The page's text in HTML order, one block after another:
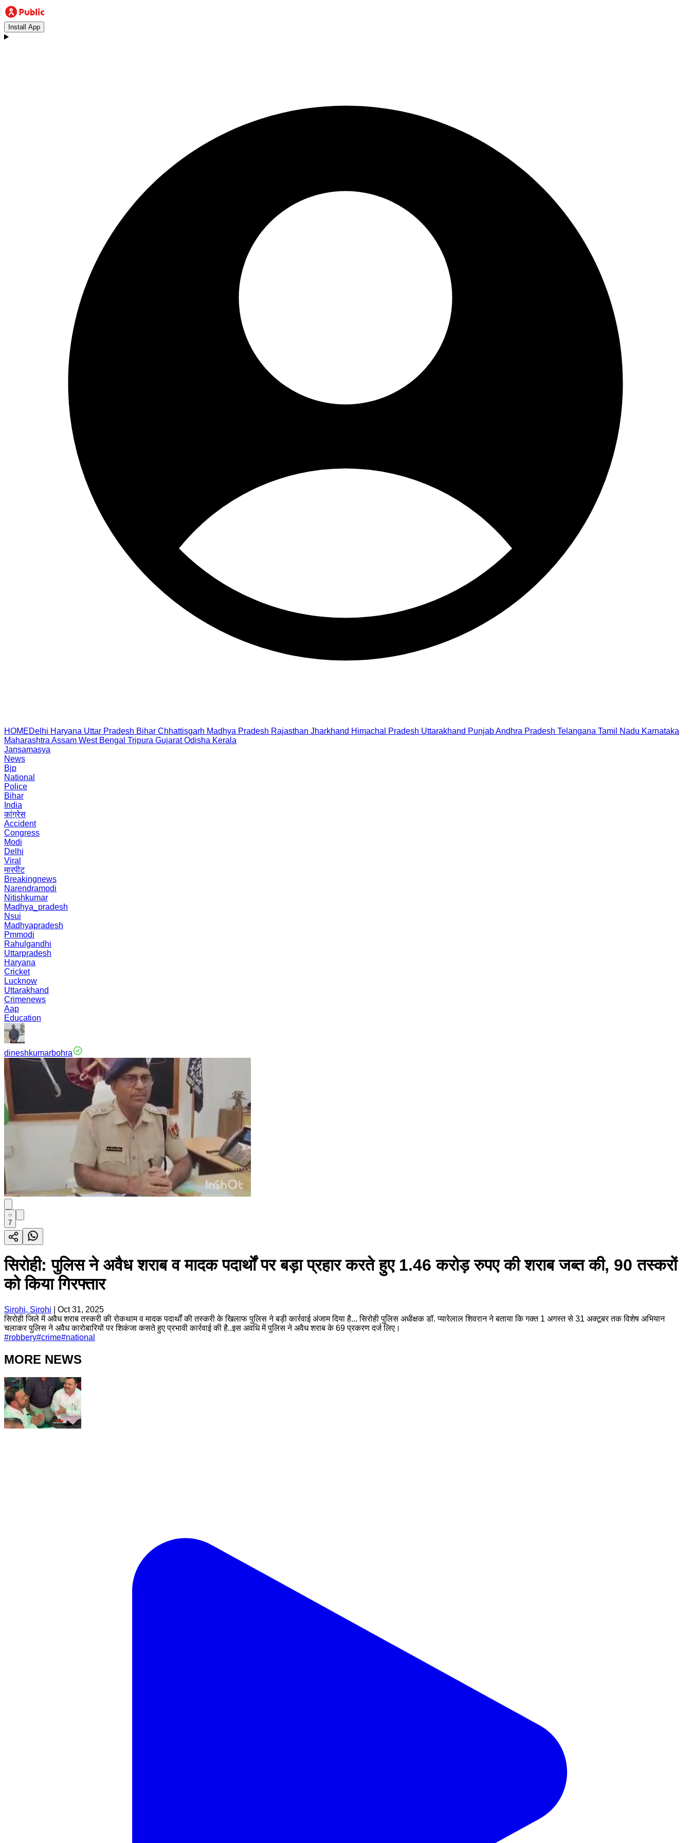
Install App
HOMEDelhi Haryana Uttar Pradesh Bihar Chhattisgarh Madhya Pradesh Rajasthan Jharkhand Himachal Pradesh Uttarakhand PunjabAndhra Pradesh Telangana Tamil Nadu Karnataka
Maharashtra Assam West Bengal Tripura Gujarat Odisha Kerala
Jansamasya
News
Bjp
National
Police
Bihar
India
कांग्रेस
Accident
Congress
Modi
Delhi
Viral
मारपीट
Breakingnews
Narendramodi
Nitishkumar
Madhya_pradesh
Nsui
Madhyapradesh
Pmmodi
Rahulgandhi
Uttarpradesh
Haryana
Cricket
Lucknow
Uttarakhand
Crimenews
Aap
Education
dineshkumarbohra
7
सिरोही: पुलिस ने अवैध शराब व मादक पदार्थों पर बड़ा प्रहार करते हुए 1.46 करोड़ रुपए की शराब जब्त की, 90 तस्करों
को किया गिरफ्तार
Sirohi, Sirohi
Oct 31, 2025
सिरोही जिले में अवैध शराब तस्करी की रोकथाम व मादक पदार्थों की तस्करी के खिलाफ पुलिस ने बड़ी कार्रवाई अंजाम दिया है... सिरोही पुलिस अधीक्षक डॉ. प्यारेलाल शिवरान ने बताया कि गक्त 1 अगस्त से 31 अक्टूबर तक विशेष अभियान
चलाकर पुलिस ने अवैध कारोबारियों पर शिकंजा कसते हुए प्रभावी कार्रवाई की है..इस अवधि में पुलिस ने अवैध शराब के 69 प्रकरण दर्ज लिए।
#robbery#crime#national
MORE NEWS